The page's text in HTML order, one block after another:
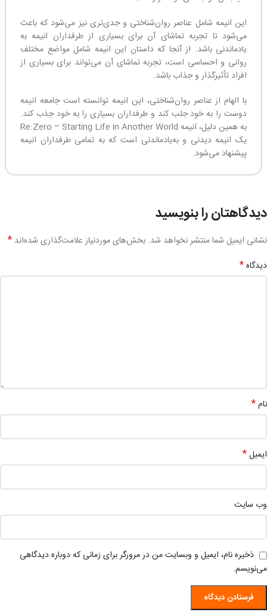
این انیمه شامل عناصر روان‌شناختی و جدی‌تری نیز می‌شود که باعث
می‌شود تا تجربه تماشای آن برای بسیاری از طرفداران انیمه به
یادماندنی باشد. از آنجا که داستان این انیمه شامل مواضع مختلف
روانی و احساسی است، تجربه تماشای آن می‌تواند برای بسیاری از
افراد تأثیرگذار و جذاب باشد.
با الهام از عناصر روان‌شناختی، این انیمه توانسته است جامعه انیمه
دوست را به خود جلب کند و طرفداران بسیاری را به خود جذب کند.
به همین دلیل، انیمه Re:Zero – Starting Life in Another World
یک انیمه دیدنی و به‌یادماندنی است که به تمامی طرفداران انیمه
پیشنهاد می‌شود.
دیدگاهتان را بنویسید
نشانی ایمیل شما منتشر نخواهد شد. بخش‌های موردنیاز علامت‌گذاری شده‌اند *
دیدگاه*
نام*
ایمیل*
وب‌ سایت
ذخیره نام، ایمیل و وبسایت من در مرورگر برای زمانی که دوباره دیدگاهی
می‌نویسم.